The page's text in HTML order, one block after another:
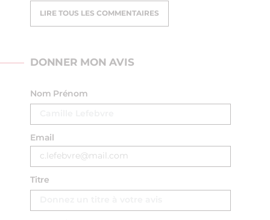
LIRE TOUS LES COMMENTAIRES
DONNER MON AVIS
Nom Prénom
Email
Titre